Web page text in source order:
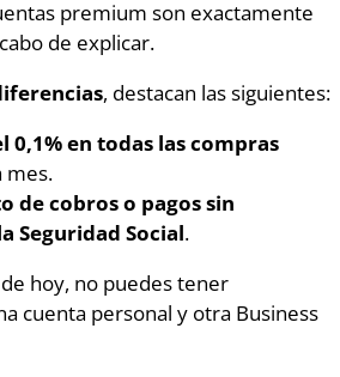
premium son exactamente
de explicar.
, destacan las siguientes:
0,1% en todas las compras
mes.
de cobros o pagos sin
Seguridad Social.
hoy, no puedes tener
cuenta personal y otra Business